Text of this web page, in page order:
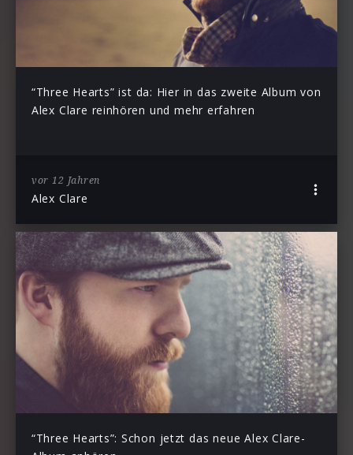
“Three Hearts” ist da: Hier in das zweite Album von
Alex Clare reinhören und mehr erfahren
vor 12 Jahren
Alex Clare
“Three Hearts”: Schon jetzt das neue Alex Clare-